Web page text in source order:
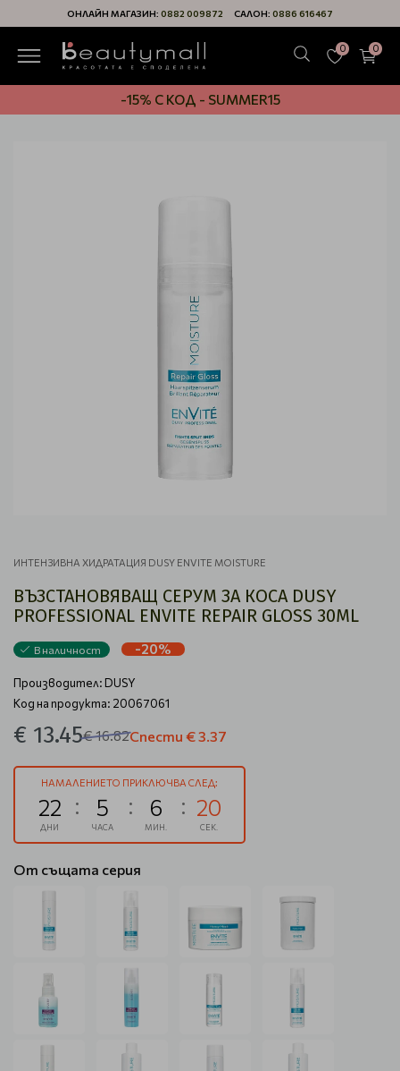
ОНЛАЙН МАГАЗИН: 0882 009872 САЛОН: 0886 616467
0 0
-15% С КОД - SUMMER15
ИНТЕНЗИВНА ХИДРАТАЦИЯ DUSY ENVITE MOISTURE
ВЪЗСТАНОВЯВАЩ СЕРУМ ЗА КОСА DUSY
PROFESSIONAL ENVITE REPAIR GLOSS 30ML
В наличност -20%
Производител:DUSY
Код на продукта: 20067061
€ 13.45€ 16.82Спести € 3.37
НАМАЛЕНИЕТО ПРИКЛЮЧВА СЛЕД:
22
ДНИ
5
ЧАСА
6
МИН.
20
СЕК.
От същата серия